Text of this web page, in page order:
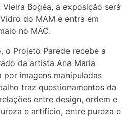
Bogéa, a exposição será
do MAM e entra em
no MAC.
o Projeto Parede recebe a
da artista Ana Maria
por imagens manipuladas
traz questionamentos da
entre design, ordem e
e artifício, entre pureza e